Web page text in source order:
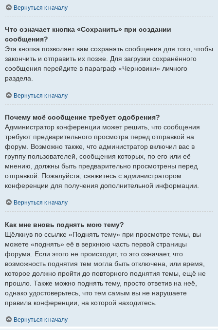
Вернуться к началу
Что означает кнопка «Сохранить» при создании
сообщения?
Эта кнопка позволяет вам сохранять сообщения для того, чтобы
закончить и отправить их позже. Для загрузки сохранённого
сообщения перейдите в параграф «Черновики» личного
раздела.
Вернуться к началу
Почему моё сообщение требует одобрения?
Администратор конференции может решить, что сообщения
требуют предварительного просмотра перед отправкой на
форум. Возможно также, что администратор включил вас в
группу пользователей, сообщения которых, по его или её
мнению, должны быть предварительно просмотрены перед
отправкой. Пожалуйста, свяжитесь с администратором
конференции для получения дополнительной информации.
Вернуться к началу
Как мне вновь поднять мою тему?
Щёлкнув по ссылке «Поднять тему» при просмотре темы, вы
можете «поднять» её в верхнюю часть первой страницы
форума. Если этого не происходит, то это означает, что
возможность поднятия тем могла быть отключена, или время,
которое должно пройти до повторного поднятия темы, ещё не
прошло. Также можно поднять тему, просто ответив на неё,
однако удостоверьтесь, что тем самым вы не нарушаете
правила конференции, на которой находитесь.
Вернуться к началу